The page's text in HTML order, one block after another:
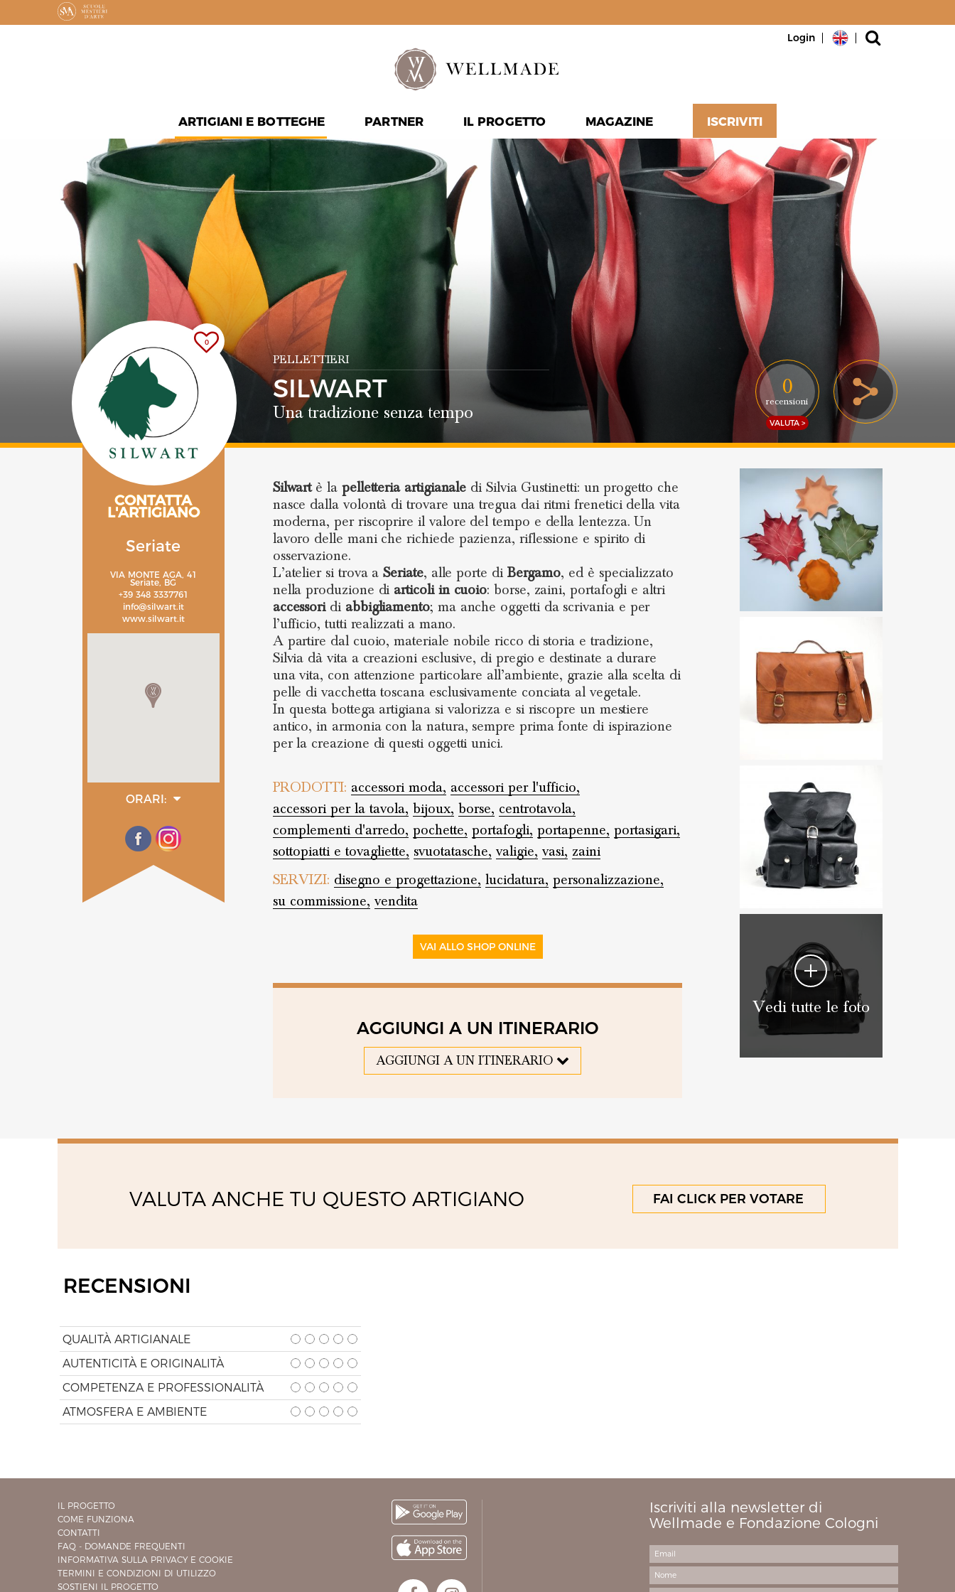
Login
ARTIGIANI E BOTTEGHE PARTNER IL PROGETTO MAGAZINE ISCRIVITI
0
CONTATTA
L'ARTIGIANO
Seriate
VIA MONTE AGA, 41
Seriate, BG
+39 348 3337761
info@silwart.it
www.silwart.it
ORARI:
09:00 - 13:00
14:00 - 18:00
martedì
14:00 - 18:00
PELLETTIERI
SILWART
Una tradizione senza tempo
Silwartè la pelletteria artigianale di Silvia Gustinetti: un progetto che
nasce dalla volontà di trovare una tregua dai ritmi frenetici della vita
moderna, per riscoprire il valore del tempo e della lentezza. Un
lavoro delle mani che richiede pazienza, riflessione e spirito di
osservazione.
L’atelier si trova aSeriate, alle porte di Bergamo, ed è specializzato
nella produzione di articoli in cuoio: borse, zaini, portafogli e altri
accessoridi abbigliamento; ma anche oggetti da scrivania e per
l’ufficio, tutti realizzati a mano.
A partire dal cuoio, materiale nobile ricco di storia e tradizione,
Silvia dà vita a creazioni esclusive, di pregio e destinate a durare
una vita, con attenzione particolare all’ambiente, grazie alla scelta di
pelle di vacchetta toscana esclusivamente conciata al vegetale.
In questa bottega artigiana si valorizza e si riscopre un mestiere
antico, in armonia con la natura, sempre prima fonte di ispirazione
per la creazione di questi oggetti unici.
PRODOTTI: accessori moda, accessori per l'ufficio,
accessori per la tavola, bijoux, borse, centrotavola,
complementi d'arredo, pochette, portafogli, portapenne, portasigari,
sottopiatti e tovagliette, svuotatasche, valigie, vasi, zaini
SERVIZI: disegno e progettazione, lucidatura, personalizzazione,
su commissione, vendita
VAI ALLO SHOP ONLINE
AGGIUNGI A UN ITINERARIO
AGGIUNGI A UN ITINERARIO
Vedi tutte le foto
0
recensioni
VALUTA >
VALUTA ANCHE TU QUESTO ARTIGIANO FAI CLICK PER VOTARE
RECENSIONI
QUALITÀ ARTIGIANALE
AUTENTICITÀ E ORIGINALITÀ
COMPETENZA E PROFESSIONALITÀ
ATMOSFERA E AMBIENTE
IL PROGETTO
COME FUNZIONA
CONTATTI
FAQ - DOMANDE FREQUENTI
INFORMATIVA SULLA PRIVACY E COOKIE
TERMINI E CONDIZIONI DI UTILIZZO
SOSTIENI IL PROGETTO
Iscriviti alla newsletter di
Wellmade e Fondazione Cologni